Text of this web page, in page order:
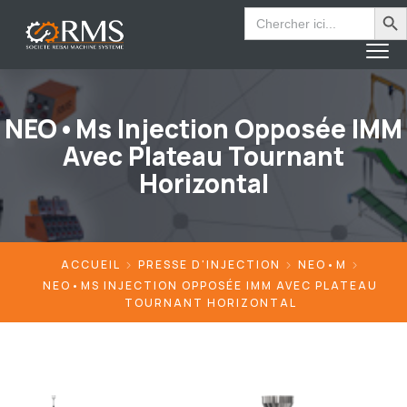
Search
for:
Search
NEO•Ms Injection Opposée IMM
Avec Plateau Tournant
Horizontal
ACCUEIL PRESSE D'INJECTION
NEO•M
NEO•MS INJECTION OPPOSÉE IMM AVEC PLATEAU
TOURNANT HORIZONTAL